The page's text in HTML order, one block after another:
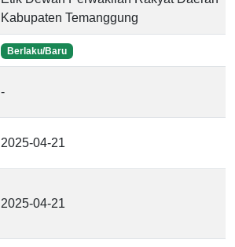
Kabupaten Temanggung
Berlaku/Baru
-
2025-04-21
2025-04-21